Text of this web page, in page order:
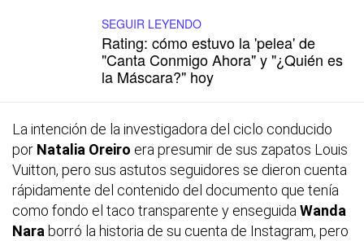
SEGUIR LEYENDO
Rating: cómo estuvo la 'pelea' de
"Canta Conmigo Ahora" y "¿Quién es
la Máscara?" hoy
La intención de la investigadora del ciclo conducido
por Natalia Oreiro era presumir de sus zapatos Louis
Vuitton, pero sus astutos seguidores se dieron cuenta
rápidamente del contenido del documento que tenía
como fondo el taco transparente y enseguida Wanda
Nara borró la historia de su cuenta de Instagram, pero